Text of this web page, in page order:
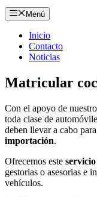
Menú
Inicio
Contacto
Noticias
Matricular
Con el apoyo de nuestro
toda clase de
deben llevar a cabo para
importación.
Ofrecemos este
gestorias o asesorias e
vehículos.